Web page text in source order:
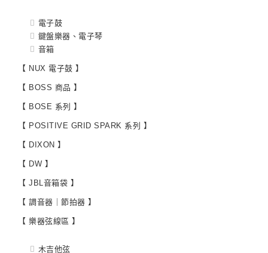
電子鼓
鍵盤樂器、電子琴
音箱
【 NUX 電子鼓 】
【 BOSS 商品 】
【 BOSE 系列 】
【 POSITIVE GRID SPARK 系列 】
【 DIXON 】
【 DW 】
【 JBL音箱袋 】
【 調音器｜節拍器 】
【 樂器弦線區 】
木吉他弦